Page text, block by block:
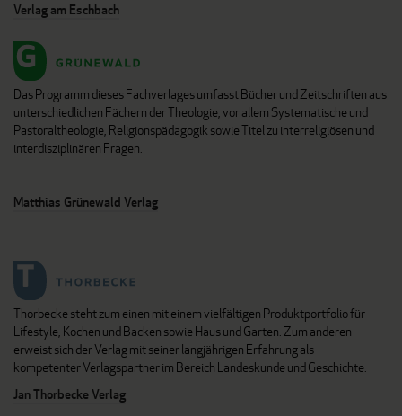
Verlag am Eschbach
Das Programm dieses Fachverlages umfasst Bücher und Zeitschriften aus
unterschiedlichen Fächern der Theologie, vor allem Systematische und
Pastoraltheologie, Religionspädagogik sowie Titel zu interreligiösen und
interdisziplinären Fragen.
Matthias Grünewald Verlag
Thorbecke steht zum einen mit einem vielfältigen Produktportfolio für
Lifestyle, Kochen und Backen sowie Haus und Garten. Zum anderen
erweist sich der Verlag mit seiner langjährigen Erfahrung als
kompetenter Verlagspartner im Bereich Landeskunde und Geschichte.
Jan Thorbecke Verlag